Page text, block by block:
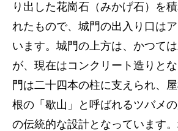
り出した花崗石（みかげ石）を
れたもので、城門の出入り口は
います。城門の上方は、かつて
が、現在はコンクリート造りと
門は二十四本の柱に支えられ、
根の「歇山」と呼ばれるツバメ
の伝統的な設計となっています